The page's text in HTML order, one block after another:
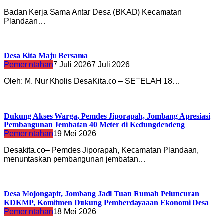
Badan Kerja Sama Antar Desa (BKAD) Kecamatan
Plandaan…
Desa Kita Maju Bersama
Pemerintahan7 Juli 20267 Juli 2026
Oleh: M. Nur Kholis DesaKita.co – SETELAH 18…
Dukung Akses Warga, Pemdes Jiporapah, Jombang Apresiasi
Pembangunan Jembatan 40 Meter di Kedungdendeng
Pemerintahan19 Mei 2026
Desakita.co– Pemdes Jiporapah, Kecamatan Plandaan,
menuntaskan pembangunan jembatan…
Desa Mojongapit, Jombang Jadi Tuan Rumah Peluncuran
KDKMP, Komitmen Dukung Pemberdayaaan Ekonomi Desa
Pemerintahan18 Mei 2026